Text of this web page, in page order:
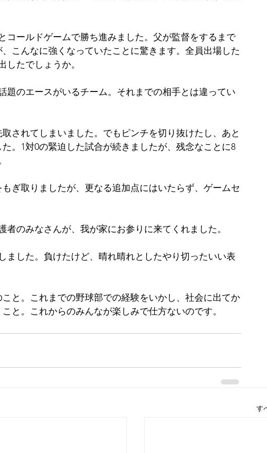
コールドゲームで勝ち進みました。父が監督をするまで
こんなに強くなっていたことに驚きます。全員出場した
したでしょ うか。
題のエースがいるチーム。それまでの相手とは違ってい
されてしまいました。でもピンチを切り抜けたし、あと
。1対0の緊迫 した試合が続きましたが、残念なことに8
ぎ取りましたが、更なる追加点にはいたらず、ゲームセ
者のみなさんが、我が家にお参りに来てくれました。
ました。負けたけど、晴れ晴れとしたやり切ったいい表
と。これまでの野球部での経験をいかし、社会に出てか
と。これからのみんなが楽しみで仕方ないのです。
す